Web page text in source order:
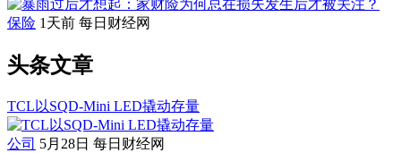
保险 1天前 每日财经网
头条文章
TCL以SQD-Mini LED撬动存量
公司 5月28日 每日财经网